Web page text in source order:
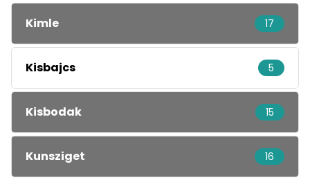
Kimle 17
Kisbajcs 5
Kisbodak 15
Kunsziget 16